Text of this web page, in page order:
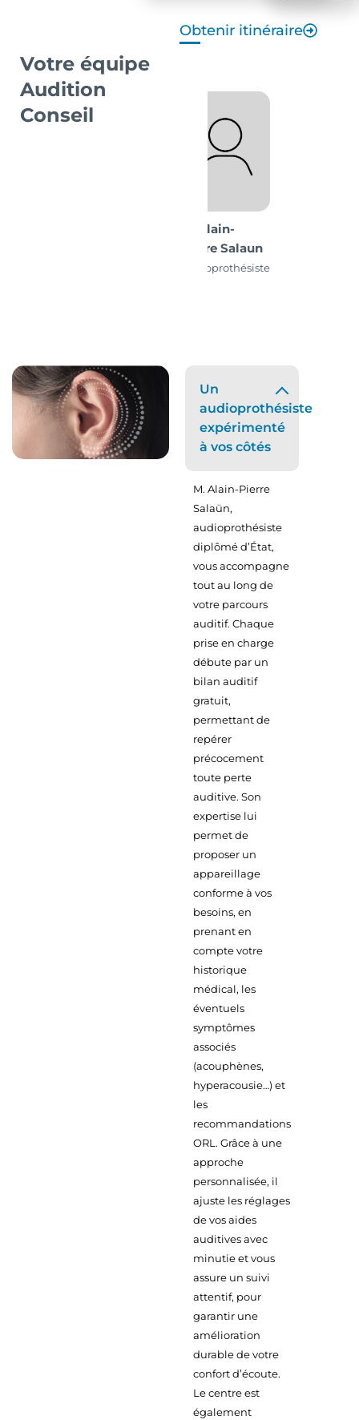
Obtenir itinéraire
Votre équipe
Audition
Conseil
M. Alain-
Pierre Salaun
Audioprothésiste
Un
audioprothésiste
expérimenté
à vos côtés
M. Alain-Pierre
Salaün,
audioprothésiste
diplômé d’État,
vous accompagne
tout au long de
votre parcours
auditif. Chaque
prise en charge
débute par un
bilan auditif
gratuit,
permettant de
repérer
précocement
toute perte
auditive. Son
expertise lui
permet de
proposer un
appareillage
conforme à vos
besoins, en
prenant en
compte votre
historique
médical, les
éventuels
symptômes
associés
(acouphènes,
hyperacousie…) et
les
recommandations
ORL. Grâce à une
approche
personnalisée, il
ajuste les réglages
de vos aides
auditives avec
minutie et vous
assure un suivi
attentif, pour
garantir une
amélioration
durable de votre
confort d’écoute.
Le centre est
également